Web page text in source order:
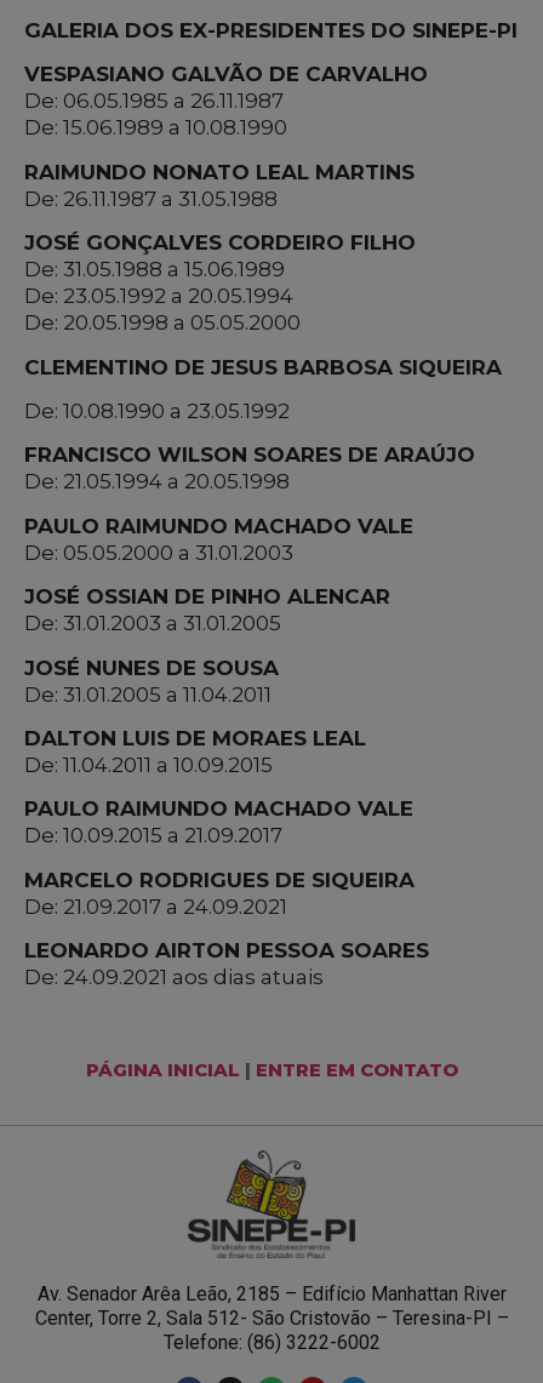
GALERIA DOS EX-PRESIDENTES DO SINEPE-PI
VESPASIANO GALVÃO DE CARVALHO
De: 06.05.1985 a 26.11.1987
De: 15.06.1989 a 10.08.1990
RAIMUNDO NONATO LEAL MARTINS
De: 26.11.1987 a 31.05.1988
JOSÉ GONÇALVES CORDEIRO FILHO
De: 31.05.1988 a 15.06.1989
De: 23.05.1992 a 20.05.1994
De: 20.05.1998 a 05.05.2000
CLEMENTINO DE JESUS BARBOSA SIQUEIRA
De: 10.08.1990 a 23.05.1992
FRANCISCO WILSON SOARES DE ARAÚJO
De: 21.05.1994 a 20.05.1998
PAULO RAIMUNDO MACHADO VALE
De: 05.05.2000 a 31.01.2003
JOSÉ OSSIAN DE PINHO ALENCAR
De: 31.01.2003 a 31.01.2005
JOSÉ NUNES DE SOUSA
De: 31.01.2005 a 11.04.2011
DALTON LUIS DE MORAES LEAL
De: 11.04.2011 a 10.09.2015
PAULO RAIMUNDO MACHADO VALE
De: 10.09.2015 a 21.09.2017
MARCELO RODRIGUES DE SIQUEIRA
De: 21.09.2017 a 24.09.2021
LEONARDO AIRTON PESSOA SOARES
De: 24.09.2021 aos dias atuais
PÁGINA INICIAL | ENTRE EM CONTATO
Av. Senador Arêa Leão, 2185 – Edifício Manhattan River
Center, Torre 2, Sala 512- São Cristovão – Teresina-PI –
Telefone: (86) 3222-6002